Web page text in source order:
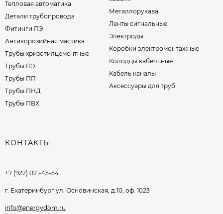
Тепловая автоматика
Детали трубопровода
Фитинги ПЭ
Антикорозийная мастика
Трубы хризотилцементные
Трубы ПЭ
Трубы ПП
Трубы ПНД
Трубы ПВХ
Металлорукава
Ленты сигнальные
Электроды
Коробки электромонтажные
Колодцы кабельные
Кабель каналы
Аксессуары для труб
КОНТАКТЫ
+7 (922) 021-45-54
г. Екатеринбург ул. Основинская, д.10, оф. 1023
info@energydom.ru